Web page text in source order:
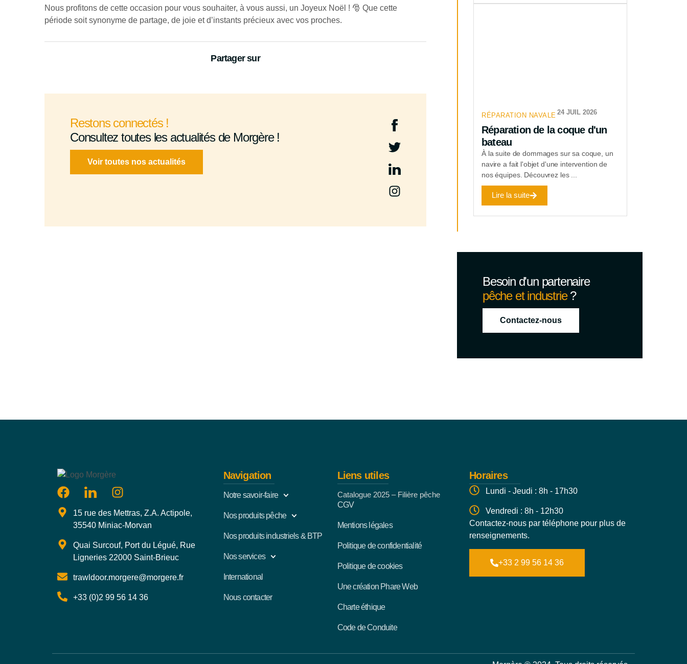
Nous profitons de cette occasion pour vous souhaiter, à vous aussi, un Joyeux Noël ! 🎅 Que cette
période soit synonyme de partage, de joie et d’instants précieux avec vos proches.
Partager sur
Restons connectés !
Consultez toutes les actualités de Morgère !
Voir toutes nos actualités
RÉPARATION NAVALE 24 JUIL 2026
Réparation de la coque d'un
bateau
À la suite de dommages sur sa coque, un
navire a fait l'objet d'une intervention de
nos équipes. Découvrez les ...
Lire la suite
Besoin d'un partenaire
pêche et industrie?
Contactez-nous
15 rue des Mettras, Z.A. Actipole,
35540 Miniac-Morvan
Quai Surcouf, Port du Légué, Rue
Ligneries 22000 Saint-Brieuc
trawldoor.morgere@morgere.fr
+33 (0)2 99 56 14 36
Navigation
Notre savoir-faire
Nos produits pêche
Nos produits industriels & BTP
Nos services
International
Nous contacter
Liens utiles
Catalogue 2025 – Filière pêche
CGV
Mentions légales
Politique de confidentialité
Politique de cookies
Une création Phare Web
Charte éthique
Code de Conduite
Horaires
Lundi - Jeudi : 8h - 17h30
Vendredi : 8h - 12h30
Contactez-nous par téléphone pour plus de
renseignements.
+33 2 99 56 14 36